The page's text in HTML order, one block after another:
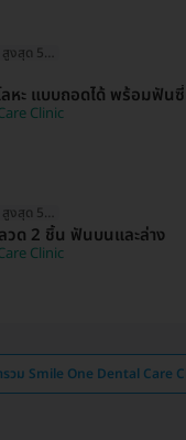
HD ออกค่าประเมินให้! สูงสุด 500 บ.
หะ แบบถอดได้ พร้อมฟัน
Clinic
HD ออกค่าประเมินให้! สูงสุด 500 บ.
วด 2 ชิ้น ฟันบนและล่าง
Clinic
รวม Smile One Dental Care